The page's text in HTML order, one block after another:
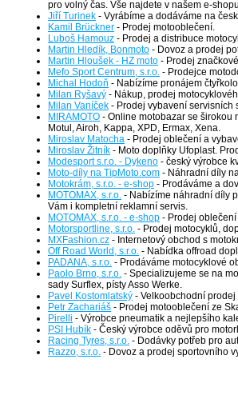
pro volný čas. Vše najdete v našem e-shopu.
Jiří Turinek - Vyrábíme a dodáváme na
Kamil Brückner - Prodej motooblečení.
Luboš Hamouz - Prodej a distribuce
Martin Hledík, Bonmoto - Dovoz a prodej
Martin Hloušek - HZ moto - Prodej
Mefo Sport Centrum, s.r.o. - Prodejce
Michal Hodoň - Nabízíme pronájem
Milan Ryšavý - Nákup, prodej
Milan Vaníček - Prodej vybavení servisních
MIRAMOTO - Online motobazar se širokou
Motul, Airoh, Kappa, XPD, Ermax, Xena.
Miroslav Matocha - Prodej oblečení a
Miroslav Žitník - Moto doplňky Ufoplast.
Modesport s.r.o. - Dykeno - český výrobce
Moto-díly na TipMoto.com - Náhradní díly
Motokrám, s.r.o. - e-shop - Prodáváme a
MOTOMAX, s.r.o. - Nabízíme náhradní díly
Vám i kompletní reklamní servis.
MOTOMAX, s.r.o. - e-shop - Prodej
Motorsportline, s.r.o. - Prodej motocyklů,
MXFashion.cz - Internetový obchod s
Off Road World, s.r.o. - Nabídka offroad
PADANA, s.r.o. - Prodáváme motocyklové
Paolo Brno, s.r.o. - Specializujeme se na
sady Surflex, písty Asso Werke.
Pavel Kostomlatský - Velkoobchodní
Petr Zachariáš - Prodej motooblečení ze
Pirelli - Výrobce pneumatik a nejlepšího
PSI Hubík - Český výrobce oděvů pro
Racing Tyres, s.r.o. - Dodávky potřeb pro
Razzo, s.r.o. - Dovoz a prodej sportovního